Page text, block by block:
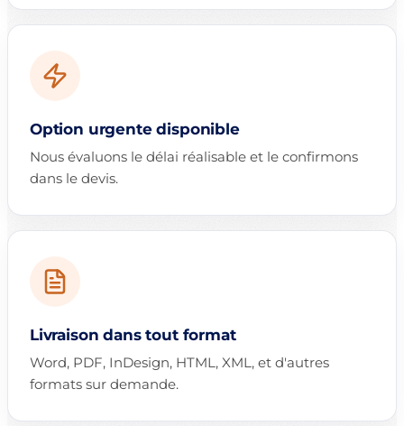
Option urgente disponible
Nous évaluons le délai réalisable et le confirmons
dans le devis.
Livraison dans tout format
Word, PDF, InDesign, HTML, XML, et d'autres
formats sur demande.